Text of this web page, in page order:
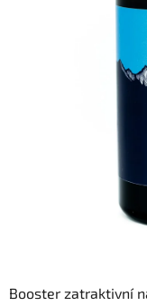
Booster zatraktivní